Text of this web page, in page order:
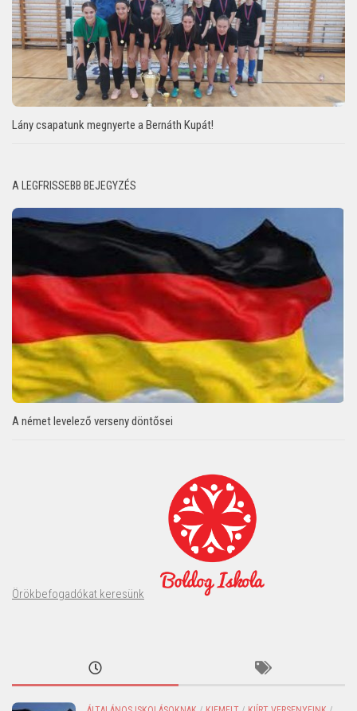
Lány csapatunk megnyerte a Bernáth Kupát!
A LEGFRISSEBB BEJEGYZÉS
A német levelező verseny döntősei
Örökbefogadókat keresünk